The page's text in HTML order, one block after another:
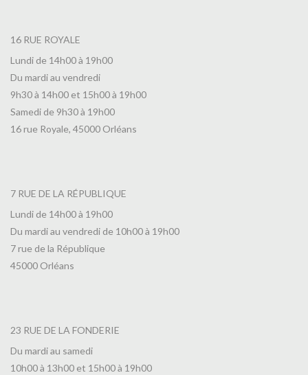
16 RUE ROYALE
Lundi de 14h00 à 19h00
Du mardi au vendredi
9h30 à 14h00 et 15h00 à 19h00
Samedi de 9h30 à 19h00
16 rue Royale, 45000 Orléans
7 RUE DE LA RÉPUBLIQUE
Lundi de 14h00 à 19h00
Du mardi au vendredi de 10h00 à 19h00
7 rue de la République
45000 Orléans
23 RUE DE LA FONDERIE
Du mardi au samedi
10h00 à 13h00 et 15h00 à 19h00